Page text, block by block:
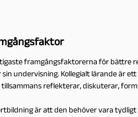
framgångsfaktorerna för bättre
undervisning. Kollegialt lärande är
reflekterar, diskuterar,
är att den behöver vara